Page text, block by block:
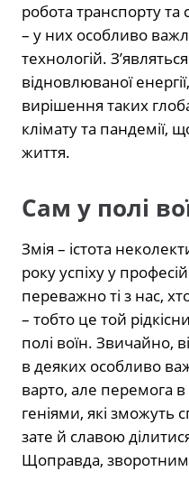
робота транспорту
– у них особливо
технологій.
відновлюваної
вирішення таких
клімату та пандемії,
життя.
Сам у полі
Змія – істота
року успіху у
переважно ті з нас,
– тобто це той
полі воїн. Звичайно,
в деяких особливо
варто, але перемога
геніями, які зможуть
зате й славою
Щоправда,